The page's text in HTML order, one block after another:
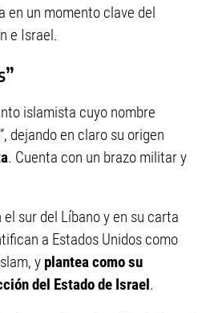
en un momento clave del
e Israel.
islamista cuyo nombre
dejando en claro su origen
. Cuenta con un brazo militar y
sur del Líbano y en su carta
a Estados Unidos como
y plantea como su
del Estado de Israel.